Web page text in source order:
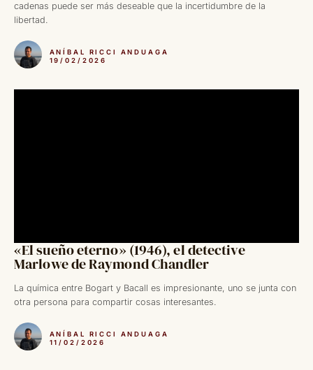
cadenas puede ser más deseable que la incertidumbre de la
libertad.
ANÍBAL RICCI ANDUAGA
19/02/2026
«El sueño eterno» (1946), el detective
Marlowe de Raymond Chandler
La química entre Bogart y Bacall es impresionante, uno se junta con
otra persona para compartir cosas interesantes.
ANÍBAL RICCI ANDUAGA
11/02/2026